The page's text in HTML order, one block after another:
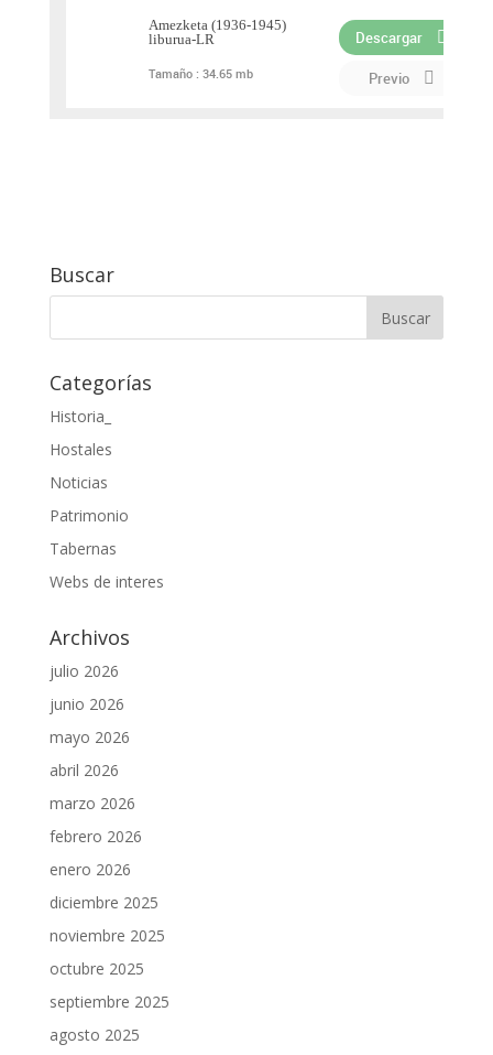
Amezketa (1936-1945)
liburua-LR
Tamaño : 34.65 mb
Descargar
Previo
Buscar
Categorías
Historia_
Hostales
Noticias
Patrimonio
Tabernas
Webs de interes
Archivos
julio 2026
junio 2026
mayo 2026
abril 2026
marzo 2026
febrero 2026
enero 2026
diciembre 2025
noviembre 2025
octubre 2025
septiembre 2025
agosto 2025